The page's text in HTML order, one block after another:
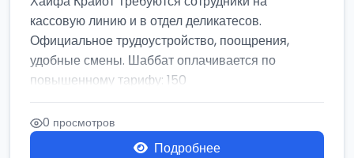
кассовую линию и в отдел деликатесов.
Официальное трудоустройство, поощрения,
удобные смены. Шаббат оплачивается по
повышенному тарифу: 150
0 просмотров
Подробнее